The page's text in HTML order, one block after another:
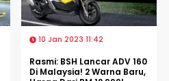
10 Jan 2023 11:42
Rasmi: BSH Lancar ADV 160
Di Malaysia! 2 Warna Baru,